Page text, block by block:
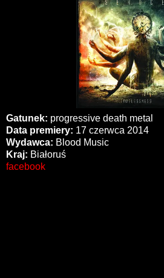
Gatunek: progressive death metal
Data premiery: 17 czerwca 2014
Wydawca: Blood Music
Kraj: Białoruś
facebook